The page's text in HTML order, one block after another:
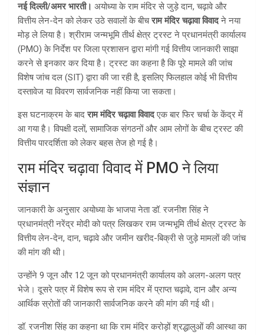
नई दिल्ली/अमर भारती। अयोध्या के राम मंदिर से जुड़े दान, चढ़ावे और
वित्तीय लेन-देन को लेकर उठे सवालों के बीचराम मंदिर चढ़ावा विवादने नया
मोड़ ले लिया है। श्रीराम जन्मभूमि तीर्थ क्षेत्र ट्रस्ट ने प्रधानमंत्री कार्यालय
(PMO) के निर्देश पर जिला प्रशासन द्वारा मांगी गई वित्तीय जानकारी साझा
करने से इनकार कर दिया है। ट्रस्ट का कहना है कि पूरे मामले की जांच
विशेष जांच दल (SIT) द्वारा की जा रही है, इसलिए फिलहाल कोई भी वित्तीय
दस्तावेज या विवरण सार्वजनिक नहीं किया जा सकता।
इस घटनाक्रम के बादराम मंदिर चढ़ावा विवादएक बार फिर चर्चा के केंद्र में
आ गया है। विपक्षी दलों, सामाजिक संगठनों और आम लोगों के बीच ट्रस्ट की
वित्तीय पारदर्शिता को लेकर बहस तेज हो गई है।
राम मंदिर चढ़ावा विवाद में PMO ने लिया
संज्ञान
जानकारी के अनुसार अयोध्या के भाजपा नेता डॉ. रजनीश सिंह ने
प्रधानमंत्री नरेंद्र मोदी को पत्र लिखकर राम जन्मभूमि तीर्थ क्षेत्र ट्रस्ट के
वित्तीय लेन-देन, दान, चढ़ावे और जमीन खरीद-बिक्री से जुड़े मामलों की जांच
की मांग की थी।
उन्होंने 9 जून और 12 जून को प्रधानमंत्री कार्यालय को अलग-अलग पत्र
भेजे। दूसरे पत्र में विशेष रूप से राम मंदिर में प्राप्त चढ़ावे, दान और अन्य
आर्थिक स्रोतों की जानकारी सार्वजनिक करने की मांग की गई थी।
डॉ. रजनीश सिंह का कहना था कि राम मंदिर करोड़ों श्रद्धालुओं की आस्था का